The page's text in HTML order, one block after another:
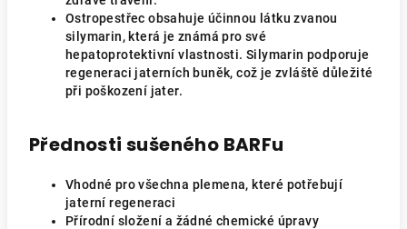
Ostropestřec obsahuje účinnou látku zvanou
silymarin, která je známá pro své
hepatoprotektivní vlastnosti. Silymarin podporuje
regeneraci jaterních buněk, což je zvláště důležité
při poškození jater.
Přednosti sušeného BARFu
Vhodné pro všechna plemena, které potřebují
jaterní regeneraci
Přírodní složení a žádné chemické úpravy